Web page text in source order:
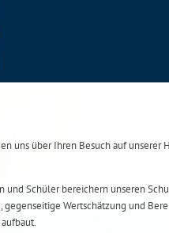
uns über Ihren Besuch auf unserer
und Schüler bereichern unseren
Wertschätzung und